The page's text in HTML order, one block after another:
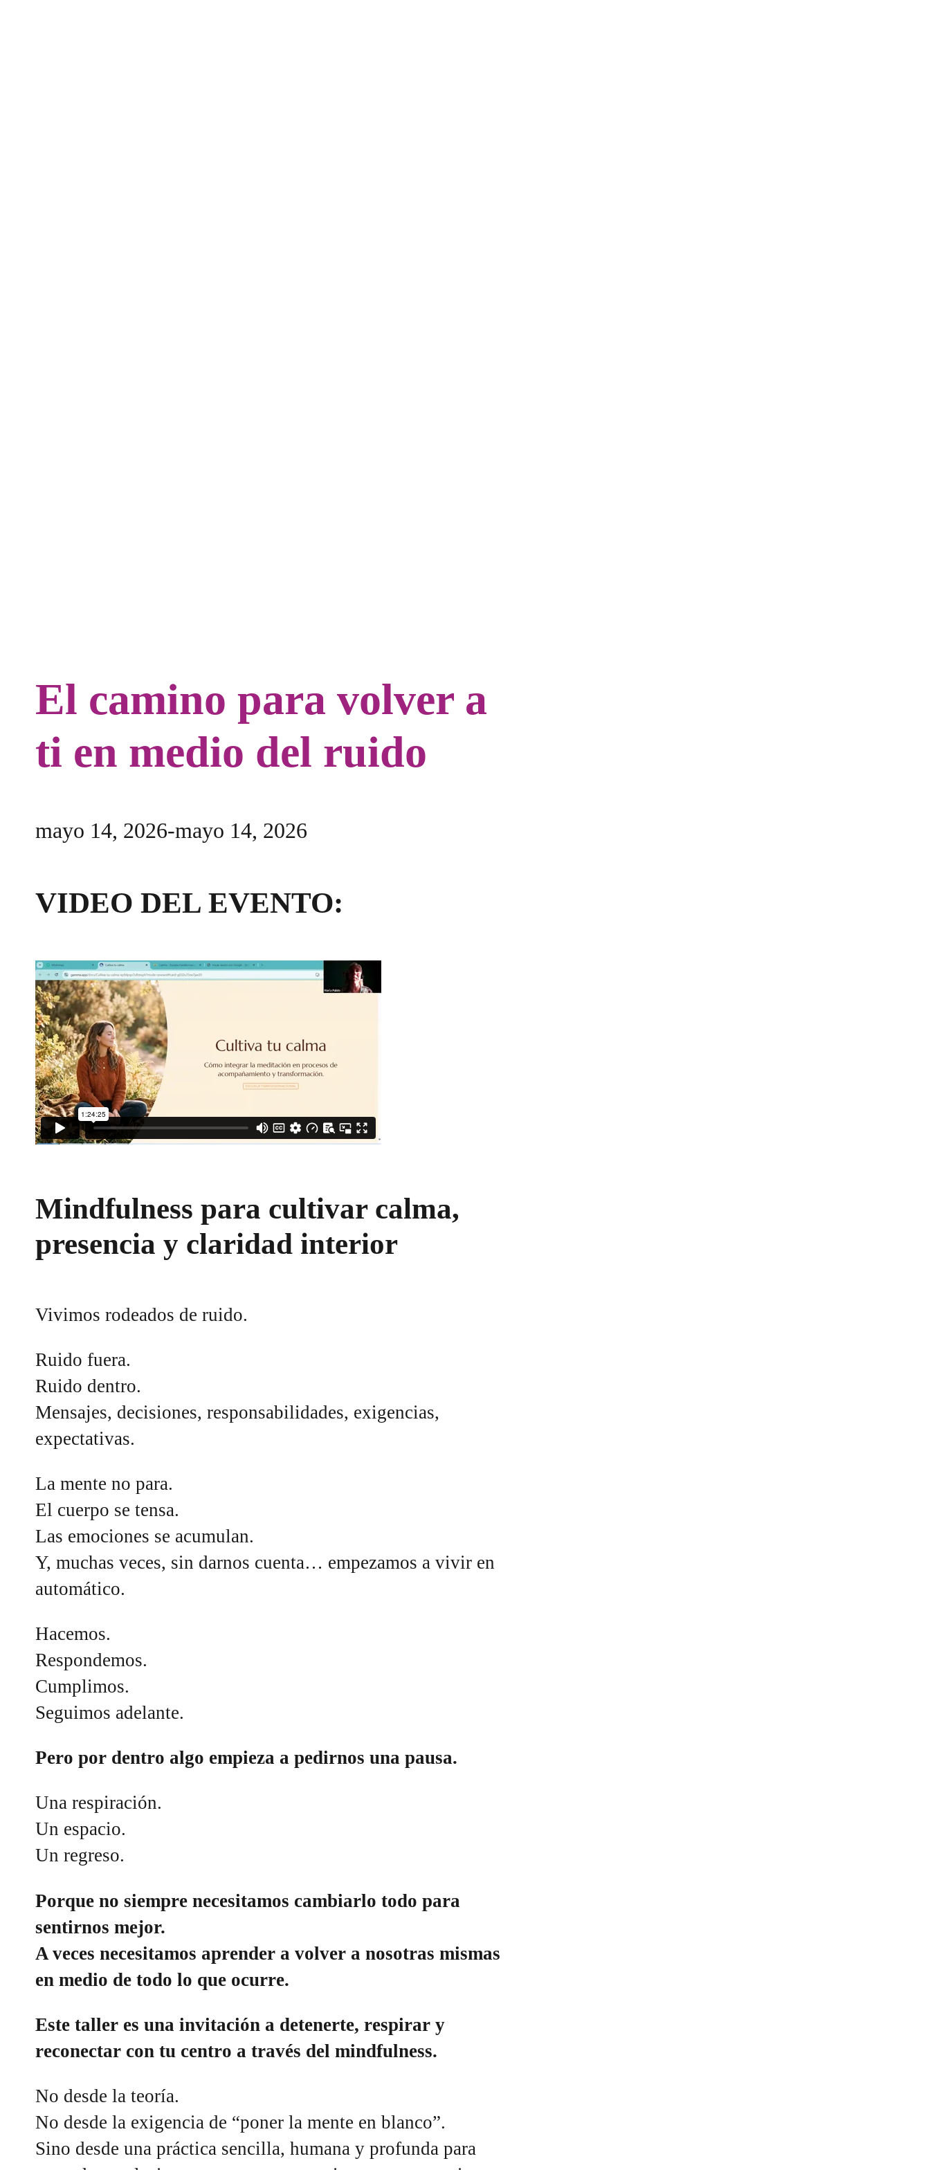
El camino para volver a
ti en medio del ruido
mayo 14, 2026-mayo 14, 2026
VIDEO DEL EVENTO:
Mindfulness para cultivar calma,
presencia y claridad interior
Vivimos rodeados de ruido.
Ruido fuera.
Ruido dentro.
Mensajes, decisiones, responsabilidades, exigencias,
expectativas.
La mente no para.
El cuerpo se tensa.
Las emociones se acumulan.
Y, muchas veces, sin darnos cuenta… empezamos a vivir en
automático.
Hacemos.
Respondemos.
Cumplimos.
Seguimos adelante.
Pero por dentro algo empieza a pedirnos una pausa.
Una respiración.
Un espacio.
Un regreso.
Porque no siempre necesitamos cambiarlo todo para
sentirnos mejor.
A veces necesitamos aprender a volver a nosotras mismas
en medio de todo lo que ocurre.
Este taller es una invitación a detenerte, respirar y
reconectar con tu centro a través del mindfulness.
No desde la teoría.
No desde la exigencia de “poner la mente en blanco”.
Sino desde una práctica sencilla, humana y profunda para